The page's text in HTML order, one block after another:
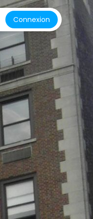
Connexion